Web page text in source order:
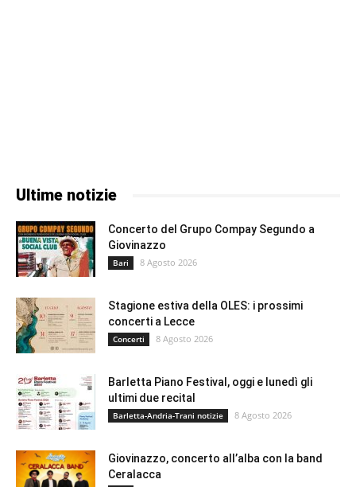
Ultime notizie
Concerto del Grupo Compay Segundo a
Giovinazzo
Bari 8 Agosto 2026
Stagione estiva della OLES: i prossimi
concerti a Lecce
Concerti 8 Agosto 2026
Barletta Piano Festival, oggi e lunedì gli
ultimi due recital
Barletta-Andria-Trani notizie 8 Agosto 2026
Giovinazzo, concerto all’alba con la band
Ceralacca